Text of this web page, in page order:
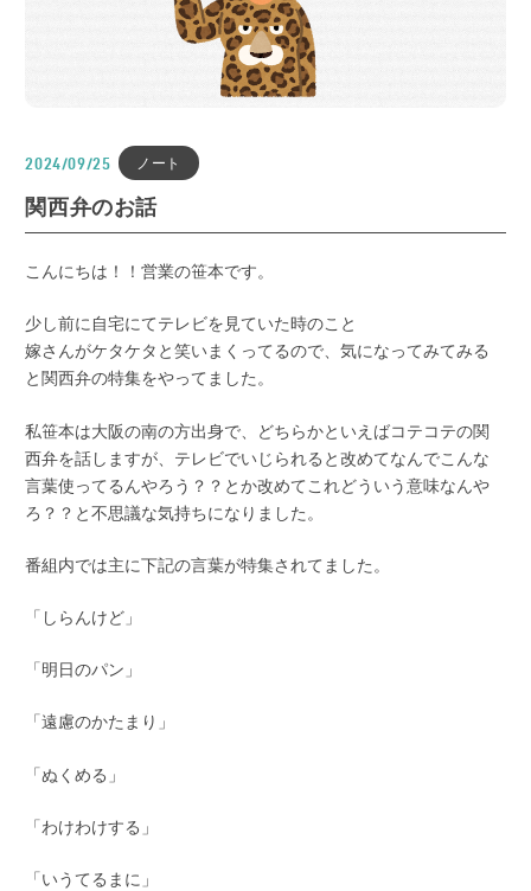
2024/09/25 ノート
関西弁のお話
こんにちは！！営業の笹本です。
少し前に自宅にてテレビを見ていた時のこと
嫁さんがケタケタと笑いまくってるので、気になってみてみる
と関西弁の特集をやってました。
私笹本は大阪の南の方出身で、どちらかといえばコテコテの関
西弁を話しますが、テレビでいじられると改めてなんでこんな
言葉使ってるんやろう？？とか改めてこれどういう意味なんや
ろ？？と不思議な気持ちになりました。
番組内では主に下記の言葉が特集されてました。
「しらんけど」
「明日のパン」
「遠慮のかたまり」
「ぬくめる」
「わけわけする」
「いうてるまに」